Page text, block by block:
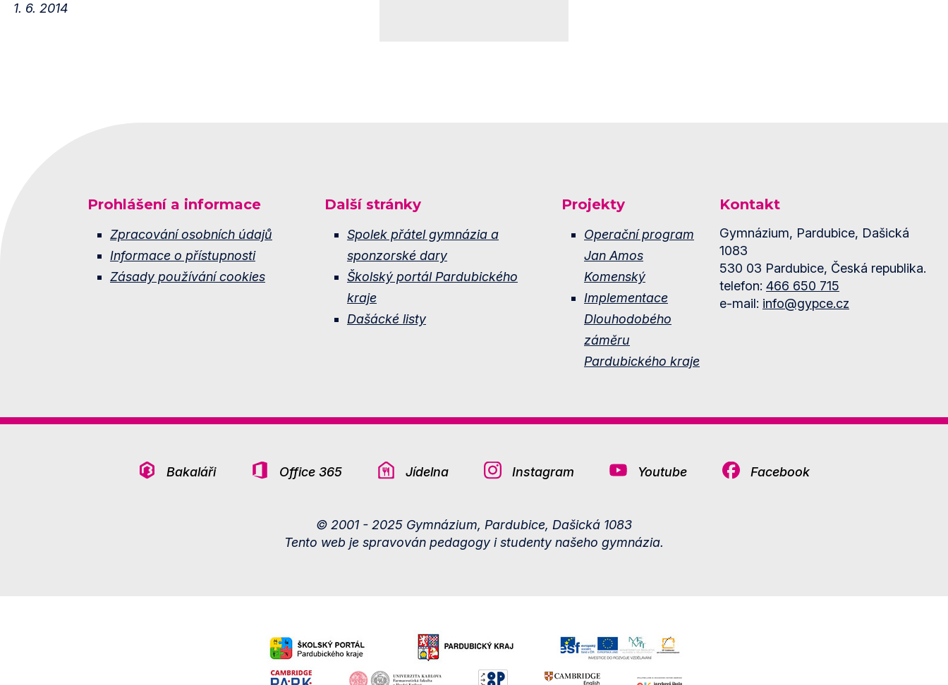
1. 6. 2014
Prohlášení a informace
Zpracování osobních údajů
Informace o přístupnosti
Zásady používání cookies
Další stránky
Spolek přátel gymnázia a
sponzorské dary
Školský portál Pardubického
kraje
Dašácké listy
Projekty
Operační program
Jan Amos
Komenský
Implementace
Dlouhodobého
záměru
Pardubického kraje
Kontakt
Gymnázium, Pardubice, Dašická
1083
530 03 Pardubice, Česká republika.
telefon: 466 650 715
e-mail: info@gypce.cz
Bakaláři Office 365 Jídelna Instagram Youtube Facebook
© 2001 - 2025 Gymnázium, Pardubice, Dašická 1083
Tento web je spravován pedagogy i studenty našeho gymnázia.